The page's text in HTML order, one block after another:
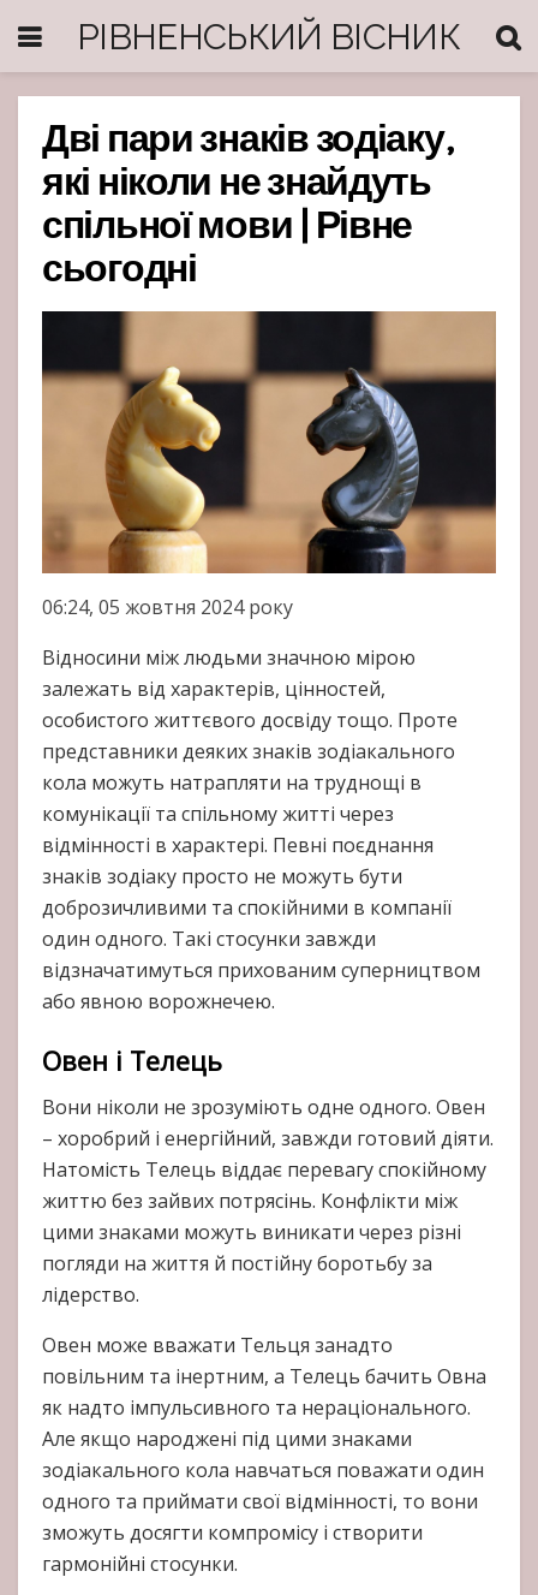
РІВНЕНСЬКИЙ ВІСНИК
Дві пари знаків зодіаку,
які ніколи не знайдуть
спільної мови | Рівне
сьогодні
06:24, 05 жовтня 2024 року
Відносини між людьми значною мірою
залежать від характерів, цінностей,
особистого життєвого досвіду тощо. Проте
представники деяких знаків зодіакального
кола можуть натрапляти на труднощі в
комунікації та спільному житті через
відмінності в характері. Певні поєднання
знаків зодіаку просто не можуть бути
доброзичливими та спокійними в компанії
один одного. Такі стосунки завжди
відзначатимуться прихованим суперництвом
або явною ворожнечею.
Овен і Телець
Вони ніколи не зрозуміють одне одного. Овен
– хоробрий і енергійний, завжди готовий діяти.
Натомість Телець віддає перевагу спокійному
життю без зайвих потрясінь. Конфлікти між
цими знаками можуть виникати через різні
погляди на життя й постійну боротьбу за
лідерство.
Овен може вважати Тельця занадто
повільним та інертним, а Телець бачить Овна
як надто імпульсивного та нераціонального.
Але якщо народжені під цими знаками
зодіакального кола навчаться поважати один
одного та приймати свої відмінності, то вони
зможуть досягти компромісу і створити
гармонійні стосунки.